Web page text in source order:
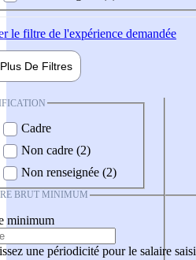
le filtre de l'expérience demandée
Plus De Filtres
Cadre
Non cadre (2)
Non renseignée (2)
BRUT MINIMUM
minimum
une périodicité pour le salaire saisi